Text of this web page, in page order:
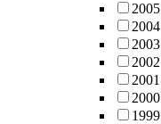
2005
2004
2003
2002
2001
2000
1999